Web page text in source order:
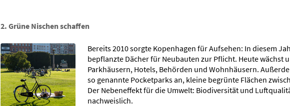
2. Grüne Nischen schaffen
Bereits 2010 sorgte Kopenhagen für Aufsehen: In diesem
bepflanzte Dächer für Neubauten zur Pflicht. Heute wächst
Parkhäusern, Hotels, Behörden und Wohnhäusern.
so genannte Pocketparks an, kleine begrünte Flächen
Der Nebeneffekt für die Umwelt: Biodiversität und
nachweislich.